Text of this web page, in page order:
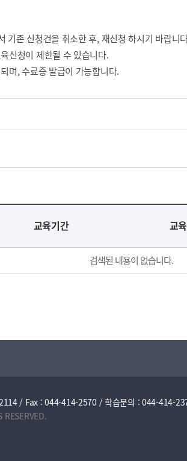
기존 신청건을 취소한 후, 재신청 하시기 바랍니
신청이 제한될 수 있습니다.
며, 수료증 발급이 가능합니다.
교육기간 교
검색된 내용이 없습니다.
/ Fax : 044-414-2570 / 학습문의 : 044-414-